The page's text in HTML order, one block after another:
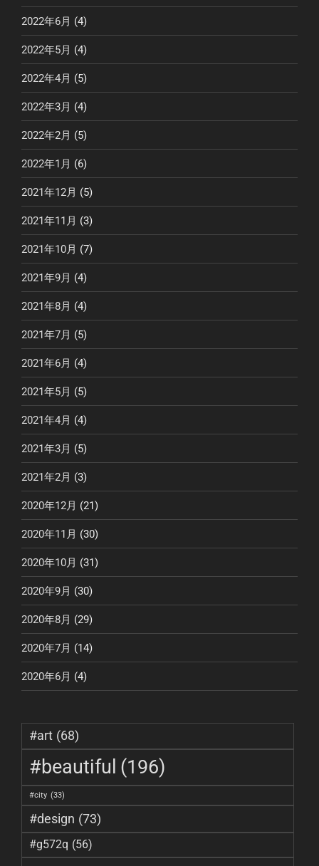
2022年6月 (4)
2022年5月 (4)
2022年4月 (5)
2022年3月 (4)
2022年2月 (5)
2022年1月 (6)
2021年12月 (5)
2021年11月 (3)
2021年10月 (7)
2021年9月 (4)
2021年8月 (4)
2021年7月 (5)
2021年6月 (4)
2021年5月 (5)
2021年4月 (4)
2021年3月 (5)
2021年2月 (3)
2020年12月 (21)
2020年11月 (30)
2020年10月 (31)
2020年9月 (30)
2020年8月 (29)
2020年7月 (14)
2020年6月 (4)
#art (68)
#beautiful (196)
#city (33)
#design (73)
#g572q (56)